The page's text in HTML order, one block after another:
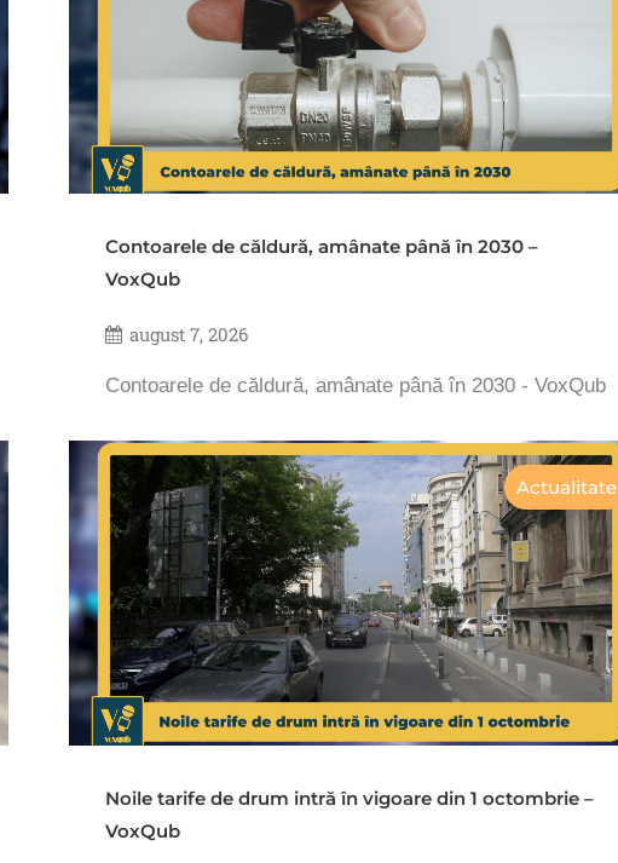
Contoarele de căldură, amânate până în 2030 –
VoxQub
august 7, 2026
Contoarele de căldură, amânate până în 2030 - VoxQub
Actualitate
Noile tarife de drum intră în vigoare din 1 octombrie –
VoxQub